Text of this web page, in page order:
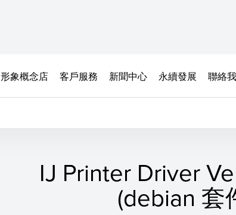
形象概念店 客戶服務 新聞中心 永續發展 聯絡
IJ Printer Driver
(debian 套